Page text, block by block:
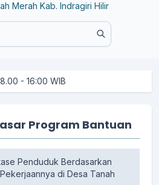
Merah Kab. Indragiri Hilir
16:00 WIB
Program Bantuan
Penduduk Berdasarkan
di Desa Tanah